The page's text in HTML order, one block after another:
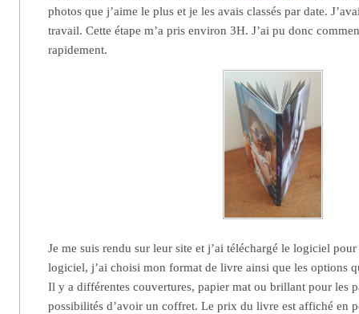
photos que j’aime le plus et je les avais classés par date.
travail. Cette étape m’a pris environ 3H. J’ai pu donc
rapidement.
Je me suis rendu sur leur site et j’ai téléchargé le logiciel
logiciel, j’ai choisi mon format de livre ainsi que les options
Il y a différentes couvertures, papier mat ou brillant pour les
possibilités d’avoir un coffret. Le prix du livre est affiché en